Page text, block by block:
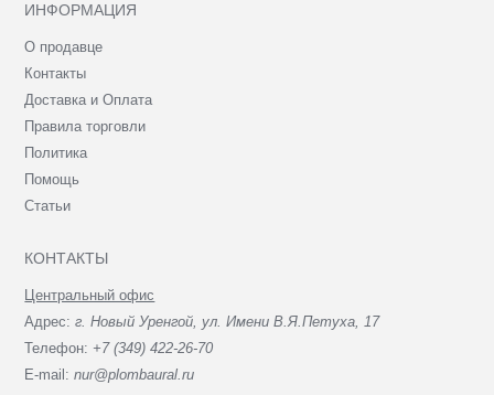
ИНФОРМАЦИЯ
О продавце
Контакты
Доставка и Оплата
Правила торговли
Политика
Помощь
Статьи
КОНТАКТЫ
Центральный офис
Адрес:г. Новый Уренгой, ул. Имени В.Я.Петуха, 17
Телефон: +7 (349) 422-26-70
E-mail:nur@plombaural.ru